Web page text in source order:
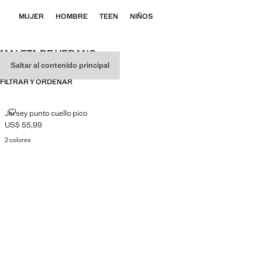
Saltar al contenido principal
MUJER HOMBRE TEEN NIÑOS
MALETA DE VERANO
FILTRAR Y ORDENAR
Jersey punto cuello pico
JERSEY PUNTO CUELLO PICO
Precio actual [US$ 55,99 ]
US$ 55,99
2 colores